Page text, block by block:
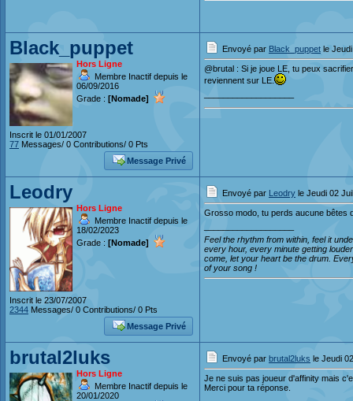
Black_puppet
Hors Ligne
Membre Inactif depuis le
06/09/2016
Grade : [Nomade]
Inscrit le 01/01/2007
77 Messages/ 0 Contributions/ 0 Pts
Message Privé
Envoyé par Black_puppet le
@brutal : Si je joue LE, tu peux
reviennent sur LE.
Leodry
Hors Ligne
Membre Inactif depuis le
18/02/2023
Grade : [Nomade]
Inscrit le 23/07/2007
2344 Messages/ 0 Contributions/ 0 Pts
Message Privé
Envoyé par Leodry le Jeudi 02
Grosso modo, tu perds aucune bêtes
Feel the rhythm from within, feel it
every hour, every minute getting
come, let your heart be the drum.
of your song !
brutal2luks
Hors Ligne
Membre Inactif depuis le
20/01/2020
Envoyé par brutal2luks le Jeudi
Je ne suis pas joueur d'affinity mais
Merci pour ta réponse.